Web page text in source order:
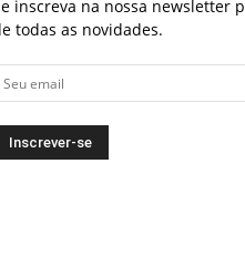
inscreva na nossa newsletter
todas as novidades.